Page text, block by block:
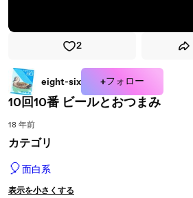
2
eight-six +フォロー
10回10番 ビールとおつまみ
18 年前
カテゴリ
🎈面白系
表示を小さくする